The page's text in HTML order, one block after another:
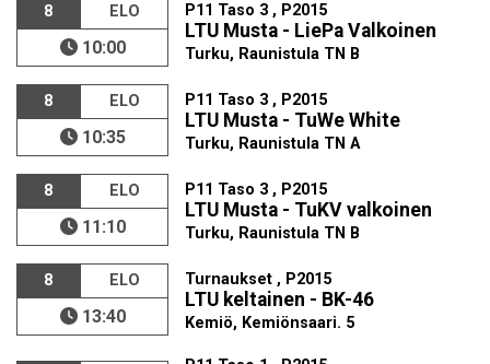
8 ELO
10:00
P11 Taso 3 , P2015
LTU Musta - LiePa Valkoinen
Turku, Raunistula TN B
8 ELO
10:35
P11 Taso 3 , P2015
LTU Musta - TuWe White
Turku, Raunistula TN A
8 ELO
11:10
P11 Taso 3 , P2015
LTU Musta - TuKV valkoinen
Turku, Raunistula TN B
8 ELO
13:40
Turnaukset , P2015
LTU keltainen - BK-46
Kemiö, Kemiönsaari. 5